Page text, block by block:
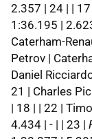
2.357 | 24 | | 17
1:36.195 |
Caterham-
Petrov |
Daniel
21 | Charles
| 18 | | 22 |
4.434 | - | | 23 |